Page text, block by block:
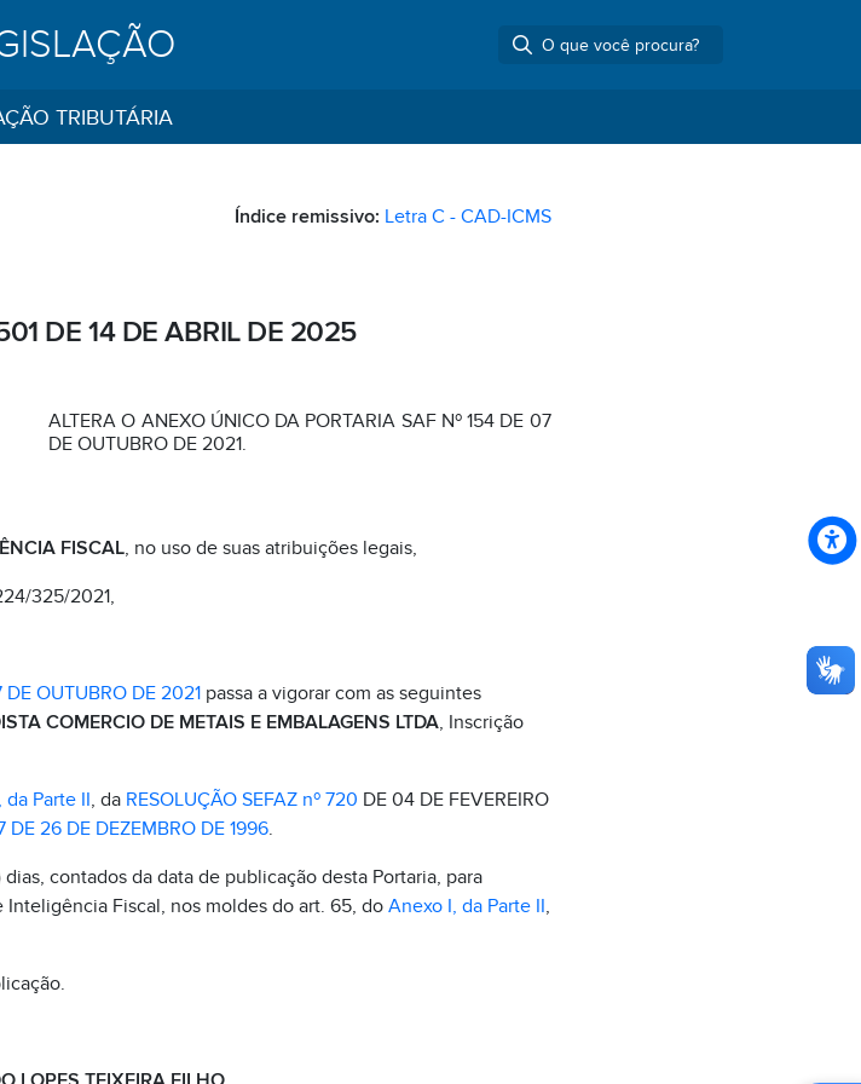
TRIBUTÁRIA
Índice remissivo: Letra C - CAD-ICMS
DE 14 DE ABRIL DE 2025
ALTERA O ANEXO ÚNICO DA PORTARIA SAF Nº 154 DE 07
DE OUTUBRO DE 2021.
FISCAL, no uso de suas atribuições legais,
325/2021,
DE OUTUBRO DE 2021passa a vigorar com as seguintes
COMERCIO DE METAIS E EMBALAGENS LTDA, Inscrição
Parte II, da RESOLUÇÃO SEFAZ nº 720 DE 04 DE FEVEREIRO
26 DE DEZEMBRO DE 1996.
contados da data de publicação desta Portaria, para
Fiscal, nos moldes do art. 65, do Anexo I, da Parte II,